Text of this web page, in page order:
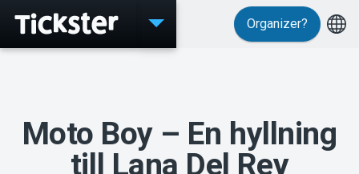
Events
Organizer?
Moto Boy – En hyllning
till Lana Del Rey